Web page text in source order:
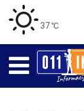
37 ℃